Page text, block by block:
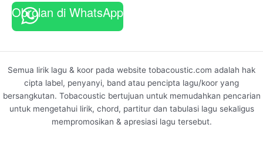
Obrolan di WhatsApp
Semua lirik lagu & koor pada website tobacoustic.com adalah hak
cipta label, penyanyi, band atau pencipta lagu/koor yang
bersangkutan. Tobacoustic bertujuan untuk memudahkan pencarian
untuk mengetahui lirik, chord, partitur dan tabulasi lagu sekaligus
mempromosikan & apresiasi lagu tersebut.